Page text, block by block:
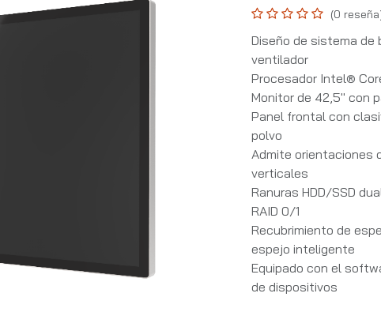
(0
Diseño de sistema de
ventilador
Procesador Intel®
Monitor de 42,5" con
Panel frontal con
polvo
Admite orientaciones
verticales
Ranuras HDD/SSD
RAID 0/1
Recubrimiento de
espejo inteligente
Equipado con el
de dispositivos